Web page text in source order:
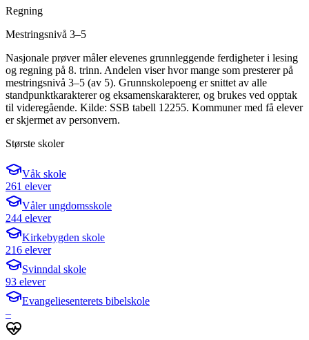
Regning
Mestringsnivå 3–5
Nasjonale prøver måler elevenes grunnleggende ferdigheter i lesing
og regning på 8. trinn. Andelen viser hvor mange som presterer på
mestringsnivå 3–5 (av 5). Grunnskolepoeng er snittet av alle
standpunktkarakterer og eksamenskarakterer, og brukes ved opptak
til videregående. Kilde: SSB tabell 12255. Kommuner med få elever
er skjermet av personvern.
Største skoler
Våk skole
261 elever
Våler ungdomsskole
244 elever
Kirkebygden skole
216 elever
Svinndal skole
93 elever
Evangeliesenterets bibelskole
–